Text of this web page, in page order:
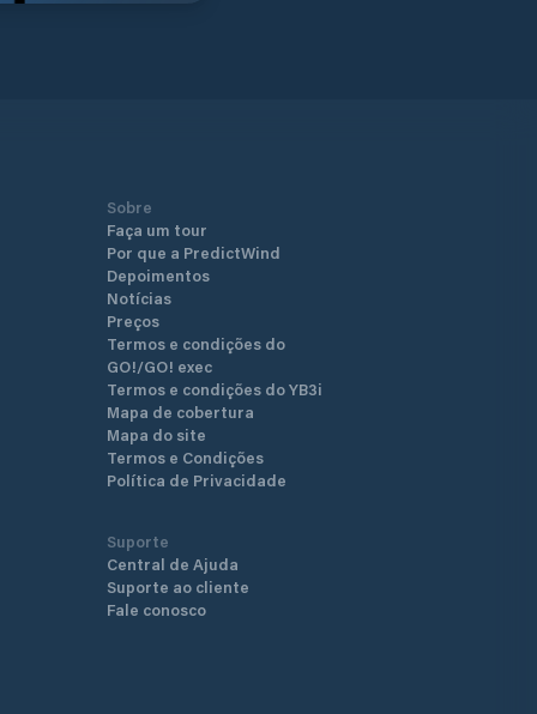
Sobre
Faça um tour
Por que a PredictWind
Depoimentos
Notícias
Preços
Termos e condições do
GO!/GO! exec
Termos e condições do YB3i
Mapa de cobertura
Mapa do site
Termos e Condições
Política de Privacidade
Suporte
Central de Ajuda
Suporte ao cliente
Fale conosco